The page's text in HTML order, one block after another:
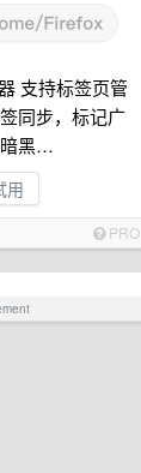
支持标签页管
同步，标记广
黑…
用
PRO